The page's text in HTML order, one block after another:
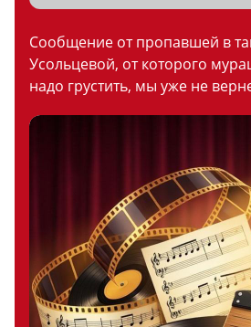
Сообщение от пропавшей в
Усольцевой, от которого
надо грустить, мы уже не